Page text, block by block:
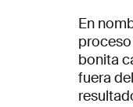
En
bonita
fuera